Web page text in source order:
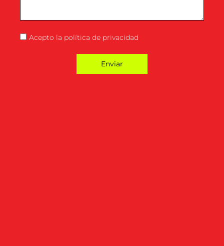
Acepto la política de privacidad
Enviar